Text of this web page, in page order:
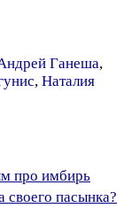
Ганеша,
, Наталия
про имбирь
пасынка?